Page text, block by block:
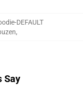
DEFAULT
,
Say